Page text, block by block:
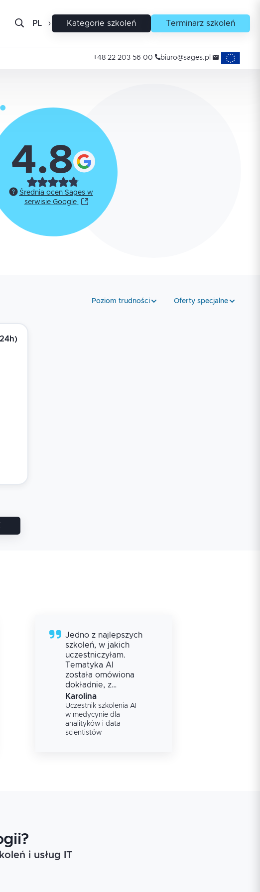
PL EN Kategorie szkoleń Terminarz szkoleń
+48 22 203 56 00 biuro@sages.pl Projekty
4.8
Średnia ocen Sages w
serwisie Google
Poziom trudności Oferty specjalne
h)
Jedno z najlepszych
szkoleń, w jakich
uczestniczyłam.
Tematyka AI
została omówiona
dokładnie, z
naciskiem na
praktykę, a
prowadzący była
bardzo miły i
życzliwy.
Karolina
Uczestnik szkolenia AI
w medycynie dla
analityków i data
scientistów
i usług IT